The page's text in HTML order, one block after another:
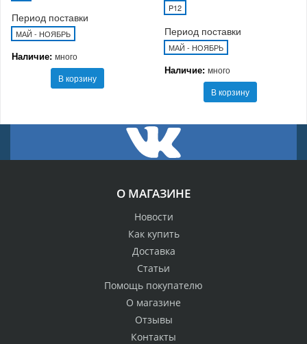
Период поставки
МАЙ - НОЯБРЬ
Наличие: много
В корзину
P12
Период поставки
МАЙ - НОЯБРЬ
Наличие: много
В корзину
О МАГАЗИНЕ
Новости
Как купить
Доставка
Статьи
Помощь покупателю
О магазине
Отзывы
Контакты